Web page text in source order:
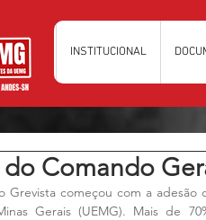
INSTITUCIONAL
Comando
Grevista começou com a
Gerais (UEMG). Mais de